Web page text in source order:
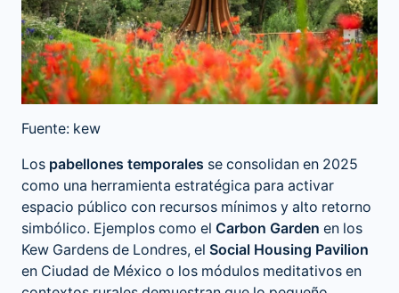
Fuente: kew
Los pabellones temporales se consolidan en 2025
como una herramienta estratégica para activar
espacio público con recursos mínimos y alto retorno
simbólico. Ejemplos como el Carbon Garden en los
Kew Gardens de Londres, el Social Housing Pavilion
en Ciudad de México o los módulos meditativos en